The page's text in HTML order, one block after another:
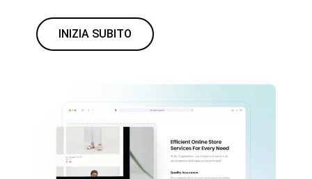
INIZIA SUBITO